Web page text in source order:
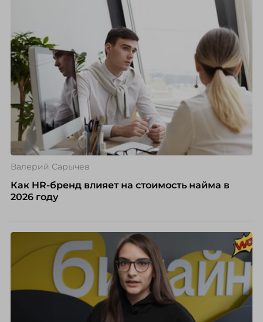
«свадебного генерала», почему стандартные
системы оценки часто упускают самых талантливых
людей и как выявить лидерский потенциал ещё до
того, как он проявится в цифрах KPI, рассказывает
Тимур Соколов, ключевой эксперт по
стратегическому развитию и формированию
культуры лидерства в организациях.
Валерий Сарычев
Как HR-бренд влияет на стоимость найма в
2026 году